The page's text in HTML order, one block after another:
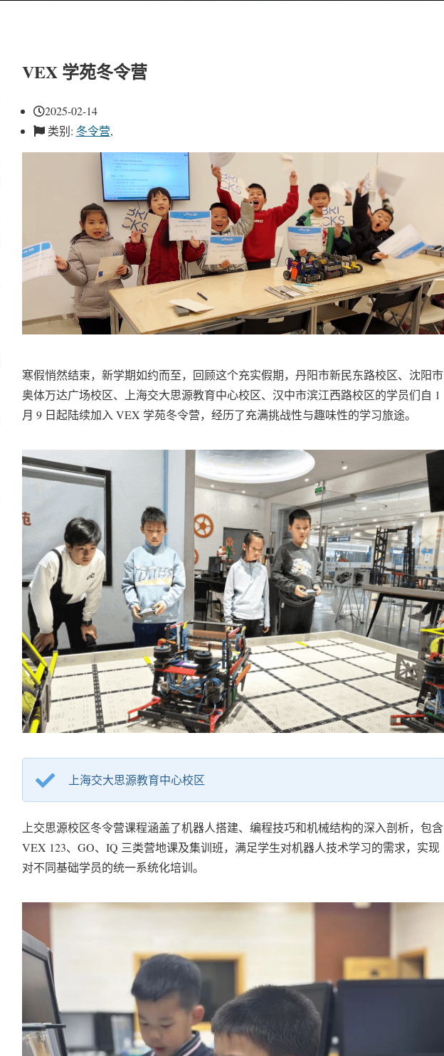
VEX 学苑冬令营
2025-02-14
类别: 冬令营,
寒假悄然结束，新学期如约而至，回顾这个充实假期，丹阳市新民东路校区、沈阳市
奥体万达广场校区、上海交大思源教育中心校区、汉中市滨江西路校区的学员们自 1
月 9 日起陆续加入 VEX 学苑冬令营，经历了充满挑战性与趣味性的学习旅途。
上海交大思源教育中心校区
上交思源校区冬令营课程涵盖了机器人搭建、编程技巧和机械结构的深入剖析，包含
VEX 123、GO、IQ 三类营地课及集训班，满足学生对机器人技术学习的需求，实现
对不同基础学员的统一系统化培训。